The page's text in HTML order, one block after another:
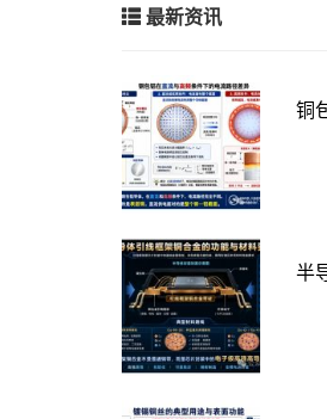
最新资讯
铜
半